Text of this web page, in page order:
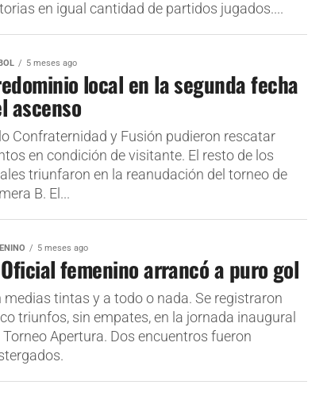
en igual cantidad de partidos jugados....
5 meses ago
local en la segunda fecha
ascenso
Confraternidad y Fusión pudieron rescatar
en condición de visitante. El resto de los
triunfaron en la reanudación del torneo de
B. El...
5 meses ago
femenino arrancó a puro gol
medias tintas y a todo o nada. Se registraron
triunfos, sin empates, en la jornada inaugural
Torneo Apertura. Dos encuentros fueron